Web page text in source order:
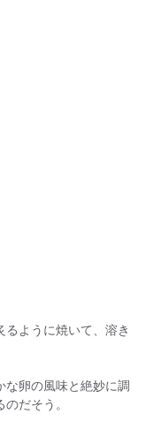
ように焼いて、溶き
な卵の風味と絶妙に調
だそう。